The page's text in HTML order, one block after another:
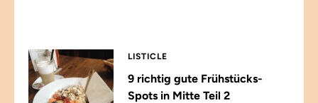
LISTICLE
9 richtig gute Frühstücks-
Spots in Mitte Teil 2